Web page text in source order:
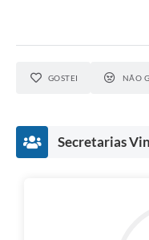
GOSTEI NÃO
Secretarias